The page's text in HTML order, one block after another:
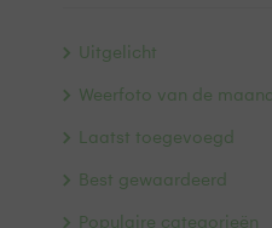
Uitgelicht
Weerfoto van de maand
Laatst toegevoegd
Best gewaardeerd
Populaire categorieën